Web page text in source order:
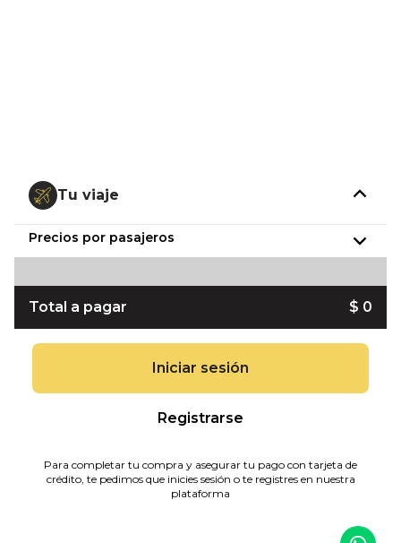
Tu viaje
Precios por pasajeros
Total a pagar $ 0
Iniciar sesión
Registrarse
Para completar tu compra y asegurar tu pago con tarjeta de
crédito, te pedimos que inicies sesión o te registres en nuestra
plataforma